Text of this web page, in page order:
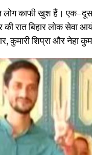
काफी खुश हैं।
रात बिहार लोक सेवा
कुमारी शिप्रा और नेहा